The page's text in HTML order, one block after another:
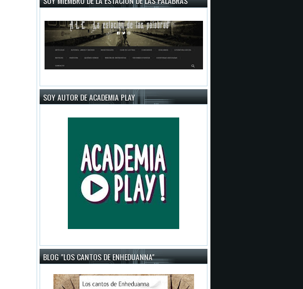
SOY AUTOR DE ACADEMIA PLAY
BLOG "LOS CANTOS DE ENHEDUANNA"